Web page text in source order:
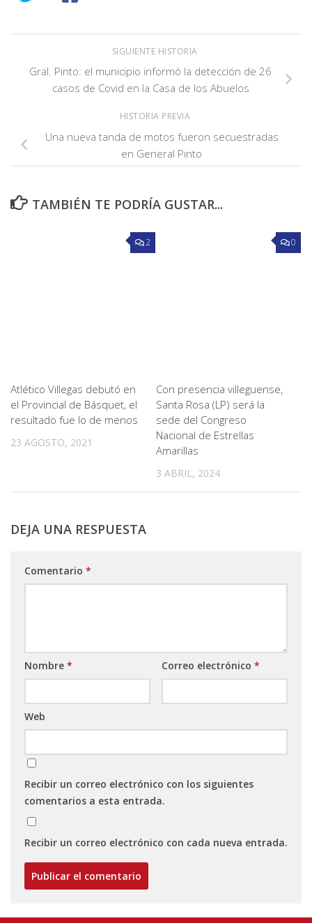
SIGUIENTE HISTORIA
Gral. Pinto: el municipio informó la detección de 26
casos de Covid en la Casa de los Abuelos
HISTORIA PREVIA
Una nueva tanda de motos fueron secuestradas
en General Pinto
TAMBIÉN TE PODRÍA GUSTAR...
2
Atlético Villegas debutó en
el Provincial de Básquet, el
resultado fue lo de menos
23 AGOSTO, 2021
0
Con presencia villeguense,
Santa Rosa (LP) será la
sede del Congreso
Nacional de Estrellas
Amarillas
3 ABRIL, 2024
DEJA UNA RESPUESTA
Comentario *
Nombre * Correo electrónico *
Web
Recibir un correo electrónico con los siguientes
comentarios a esta entrada.
Recibir un correo electrónico con cada nueva entrada.